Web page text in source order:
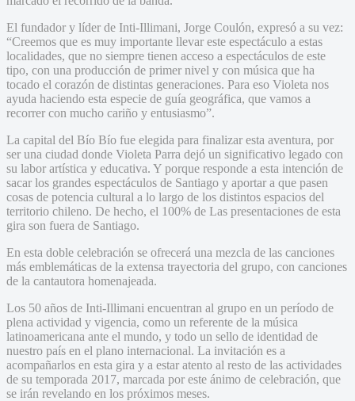
El fundador y líder de Inti-Illimani, Jorge Coulón, expresó a su vez:
“Creemos que es muy importante llevar este espectáculo a estas
localidades, que no siempre tienen acceso a espectáculos de este
tipo, con una producción de primer nivel y con música que ha
tocado el corazón de distintas generaciones. Para eso Violeta nos
ayuda haciendo esta especie de guía geográfica, que vamos a
recorrer con mucho cariño y entusiasmo”.
La capital del Bío Bío fue elegida para finalizar esta aventura, por
ser una ciudad donde Violeta Parra dejó un significativo legado con
su labor artística y educativa. Y porque responde a esta intención de
sacar los grandes espectáculos de Santiago y aportar a que pasen
cosas de potencia cultural a lo largo de los distintos espacios del
territorio chileno. De hecho, el 100% de Las presentaciones de esta
gira son fuera de Santiago.
En esta doble celebración se ofrecerá una mezcla de las canciones
más emblemáticas de la extensa trayectoria del grupo, con canciones
de la cantautora homenajeada.
Los 50 años de Inti-Illimani encuentran al grupo en un período de
plena actividad y vigencia, como un referente de la música
latinoamericana ante el mundo, y todo un sello de identidad de
nuestro país en el plano internacional. La invitación es a
acompañarlos en esta gira y a estar atento al resto de las actividades
de su temporada 2017, marcada por este ánimo de celebración, que
se irán revelando en los próximos meses.